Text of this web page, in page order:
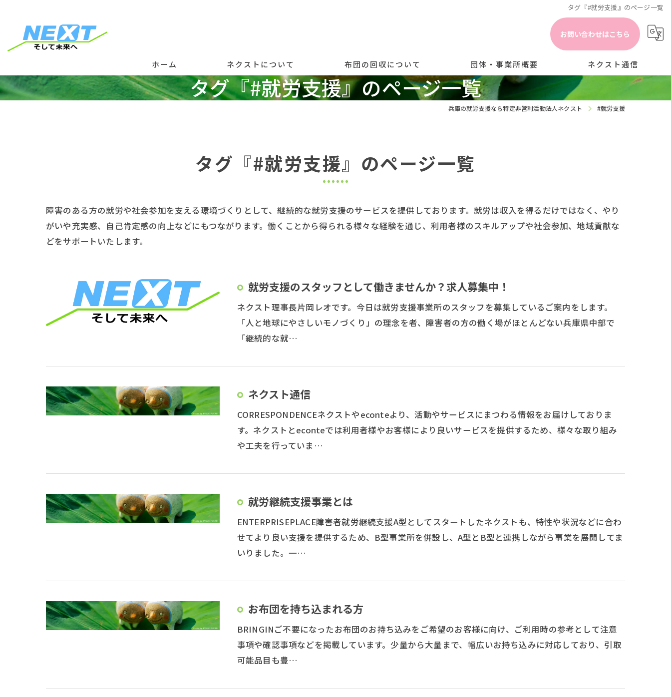
タグ『#就労支援』のページ一覧
お問い合わせはこちら
ホーム ネクストについて
理事長挨拶
活動のようす
布団の回収について
お布団を持ち込まれる方
団体・事業所概要
事業所情報の公開
ネクスト通信
タグ『#就労支援』のページ一覧
兵庫の就労支援なら特定非営利活動法人ネクスト #就労支援
タグ『#就労支援』のページ一覧
障害のある方の就労や社会参加を支える環境づくりとして、継続的な就労支援のサービスを提供しております。就労は収入を得るだけではなく、やり
がいや充実感、自己肯定感の向上などにもつながります。働くことから得られる様々な経験を通じ、利用者様のスキルアップや社会参加、地域貢献な
どをサポートいたします。
就労支援のスタッフとして働きませんか？求人募集中！
ネクスト理事長片岡レオです。今日は就労支援事業所のスタッフを募集しているご案内をします。
「人と地球にやさしいモノづくり」の理念を者、障害者の方の働く場がほとんどない兵庫県中部で
「継続的な就…
ネクスト通信
CORRESPONDENCEネクストやeconteより、活動やサービスにまつわる情報をお届けしておりま
す。ネクストとeconteでは利用者様やお客様により良いサービスを提供するため、様々な取り組み
や工夫を行っていま…
就労継続支援事業とは
ENTERPRISEPLACE障害者就労継続支援A型としてスタートしたネクストも、特性や状況などに合わ
せてより良い支援を提供するため、B型事業所を併設し、A型とB型と連携しながら事業を展開してま
いりました。一…
お布団を持ち込まれる方
BRINGINご不要になったお布団のお持ち込みをご希望のお客様に向け、ご利用時の参考として注意
事項や確認事項などを掲載しています。少量から大量まで、幅広いお持ち込みに対応しており、引取
可能品目も豊…